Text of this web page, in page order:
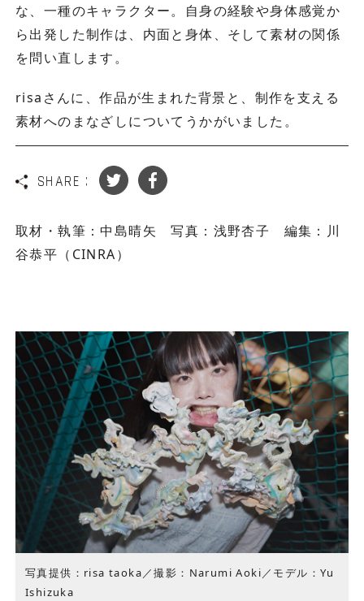
な、一種のキャラクター。自身の経験や身体感覚か
ら出発した制作は、内面と身体、そして素材の関係
を問い直します。
risaさんに、作品が生まれた背景と、制作を支える
素材へのまなざしについてうかがいました。
SHARE :
取材・執筆：中島晴矢 写真：浅野杏子 編集：川
谷恭平（CINRA）
写真提供：risa taoka／撮影：Narumi Aoki／モデル：Yu
Ishizuka